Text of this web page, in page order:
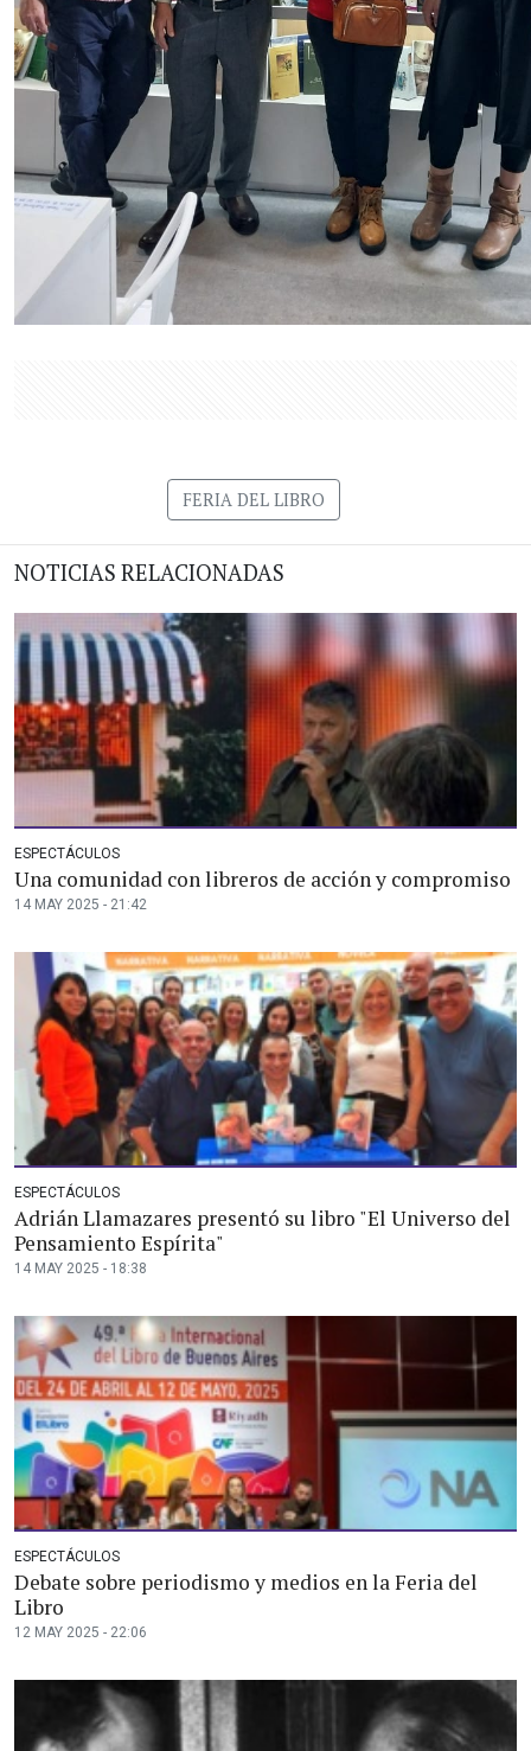
FERIA DEL LIBRO
NOTICIAS RELACIONADAS
ESPECTÁCULOS
Una comunidad con libreros de acción y compromiso
14 MAY 2025 - 21:42
ESPECTÁCULOS
Adrián Llamazares presentó su libro "El Universo del
Pensamiento Espírita"
14 MAY 2025 - 18:38
ESPECTÁCULOS
Debate sobre periodismo y medios en la Feria del
Libro
12 MAY 2025 - 22:06